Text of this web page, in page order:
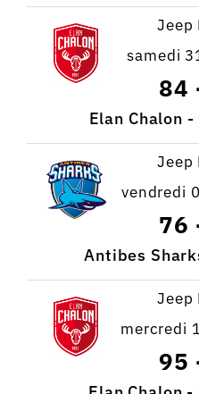
Jeep
samedi
84
Elan Chalon
Jeep
vendredi
76
Antibes
Jeep
mercredi
95